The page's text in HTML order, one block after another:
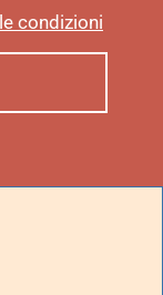
condizioni